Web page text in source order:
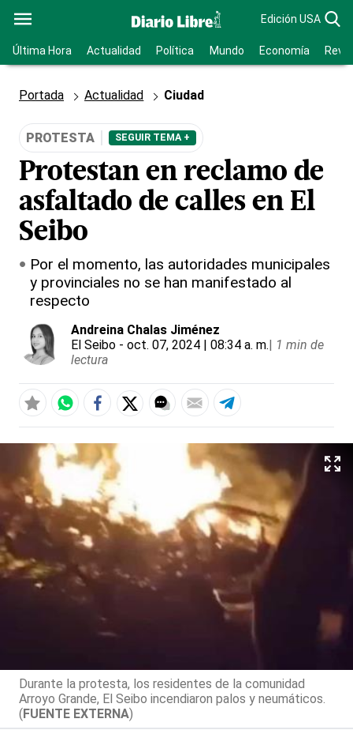
Edición USA
Última Hora Actualidad Política Mundo Economía
Portada Actualidad Ciudad
PROTESTA SEGUIR TEMA +
Protestan en reclamo de
asfaltado de calles en El
Seibo
Por el momento, las autoridades municipales
y provinciales no se han manifestado al
respecto
Andreina Chalas Jiménez
El Seibo - oct. 07, 2024 | 08:34 a. m.| 1 min de
lectura
Durante la protesta, los residentes de la comunidad
Arroyo Grande, El Seibo incendiaron palos y neumáticos.
(FUENTE EXTERNA)